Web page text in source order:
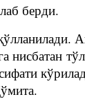
берди.
нисбатан